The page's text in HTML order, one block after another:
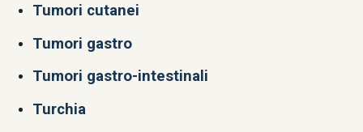
Tumori cutanei
Tumori gastro
Tumori gastro-intestinali
Turchia